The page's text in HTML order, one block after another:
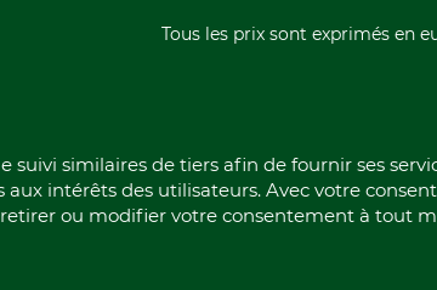
Tous les prix sont exprimés en
suivi similaires de tiers afin de fournir ses
intérêts des utilisateurs. Avec votre
ou modifier votre consentement à tout